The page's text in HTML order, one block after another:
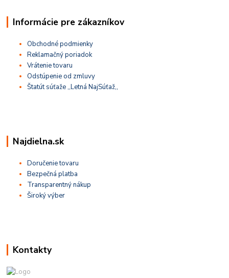
Informácie pre zákazníkov
Obchodné podmienky
Reklamačný poriadok
Vrátenie tovaru
Odstúpenie od zmluvy
Štatút súťaže ,,Letná NajSúťaž,,
Najdielna.sk
Doručenie tovaru
Bezpečná platba
Transparentný nákup
Široký výber
Kontakty